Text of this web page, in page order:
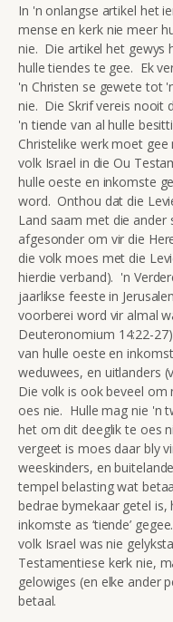
In 'n onlangse artikel het
mense en kerk nie meer
nie. Die artikel het gewys
hulle tiendes te gee. Ek
'n Christen se gewete tot
nie. Die Skrif vereis nooit
'n tiende van al hulle
Christelike werk moet
volk Israel in die Ou
hulle oeste en inkomste
word. Onthou dat die
Land saam met die
afgesonder om vir die
die volk moes met die
hierdie verband). 'n
jaarlikse feeste in
voorberei word vir almal
Deuteronomium 14:22-
van hulle oeste en
weduwees, en uitlanders
Die volk is ook beveel om
oes nie. Hulle mag nie 'n
het om dit deeglik te oes
vergeet is moes daar bly
weeskinders, en
tempel belasting wat
bedrae bymekaar getel
inkomste as ‘tiende’
volk Israel was nie
Testamentiese kerk nie,
gelowiges (en elke ander
betaal.